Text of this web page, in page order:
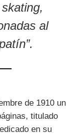
al
de 1910 un
titulado
en su